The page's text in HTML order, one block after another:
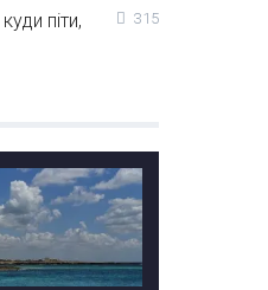
піти,
315